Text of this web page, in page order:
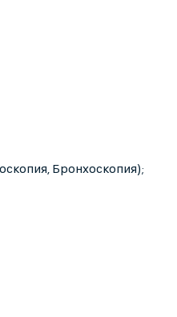
Бронхоскопия);